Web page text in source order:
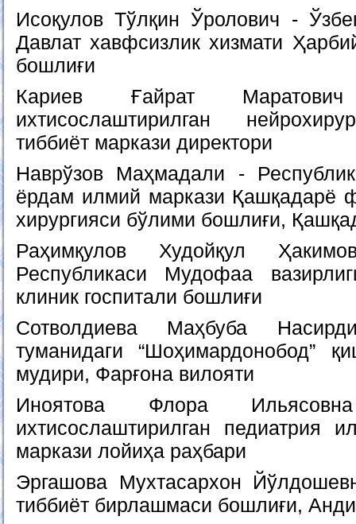
Исоқулов Тўлқин Ўролович -
Давлат хавфсизлик хизмати
бошлиғи
Кариев Ғайрат
ихтисослаштирилган
тиббиёт маркази директори
Наврўзов Маҳмадали -
ёрдам илмий маркази Қашқадарё
хирургияси бўлими бошлиғи,
Раҳимқулов Худойқул
Республикаси Мудофаа
клиник госпитали бошлиғи
Сотволдиева Маҳбуба
туманидаги “Шоҳимардонобод”
мудири, Фарғона вилояти
Иноятова Флора
ихтисослаштирилган педиатрия
маркази лойиҳа раҳбари
Эргашова Мухтасархон
тиббиёт бирлашмаси бошлиғи,